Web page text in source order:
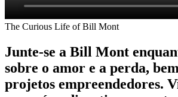
The Curious Life of Bill Mont
Junte-se a Bill Mont
sobre o amor e a perda,
projetos empreendedores.